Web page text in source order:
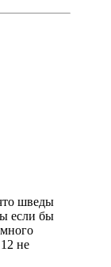
шведы
если бы
не